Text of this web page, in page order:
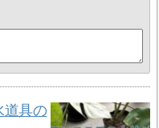
道具の